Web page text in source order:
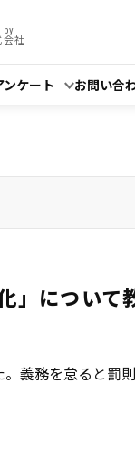
by
会社
ンケート お問い合
」について
義務を怠ると罰